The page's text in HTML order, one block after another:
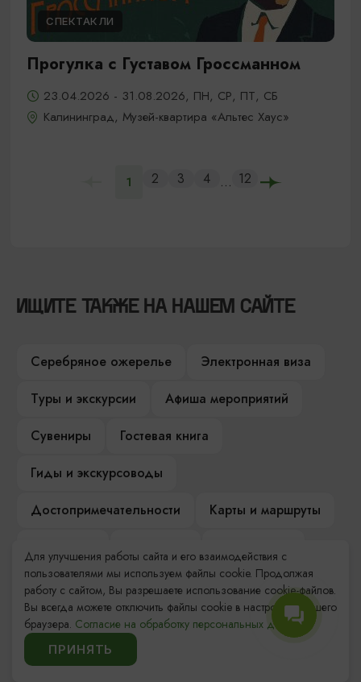
СПЕКТАКЛИ
Прогулка с Густавом Гроссманном
23.04.2026 - 31.08.2026, ПН, СР, ПТ, СБ
Калининград, Музей-квартира «Альтес Хаус»
1 2 3 4 ... 12
ИЩИТЕ ТАКЖЕ НА НАШЕМ САЙТЕ
Серебряное ожерелье
Электронная виза
Туры и экскурсии
Афиша мероприятий
Сувениры
Гостевая книга
Гиды и экскурсоводы
Достопримечательности
Карты и маршруты
Компас Балтийской кухни
Настоящий Калининградец
Музеи
Для улучшения работы сайта и его взаимодействия с
пользователями мы используем файлы cookie. Продолжая
работу с сайтом, Вы разрешаете использование cookie-файлов.
Вы всегда можете отключить файлы cookie в настройках Вашего
браузера. Согласие на обработку персональных данных.
ПРИНЯТЬ